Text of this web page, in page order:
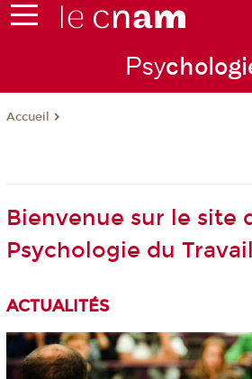
Psy
Accueil
Bienvenue sur le site
Psychologie du Travail
ACTUALITÉS